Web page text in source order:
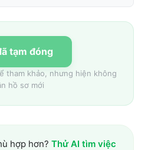
tạm đóng
tham khảo, nhưng hiện không
hồ sơ mới
hợp hơn? Thử AI tìm việc